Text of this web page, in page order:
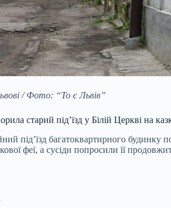
/ Фото: “То є Львів”
старий під’їзд у Білій Церкві на
під’їзд багатоквартирного будинку
феї, а сусіди попросили її